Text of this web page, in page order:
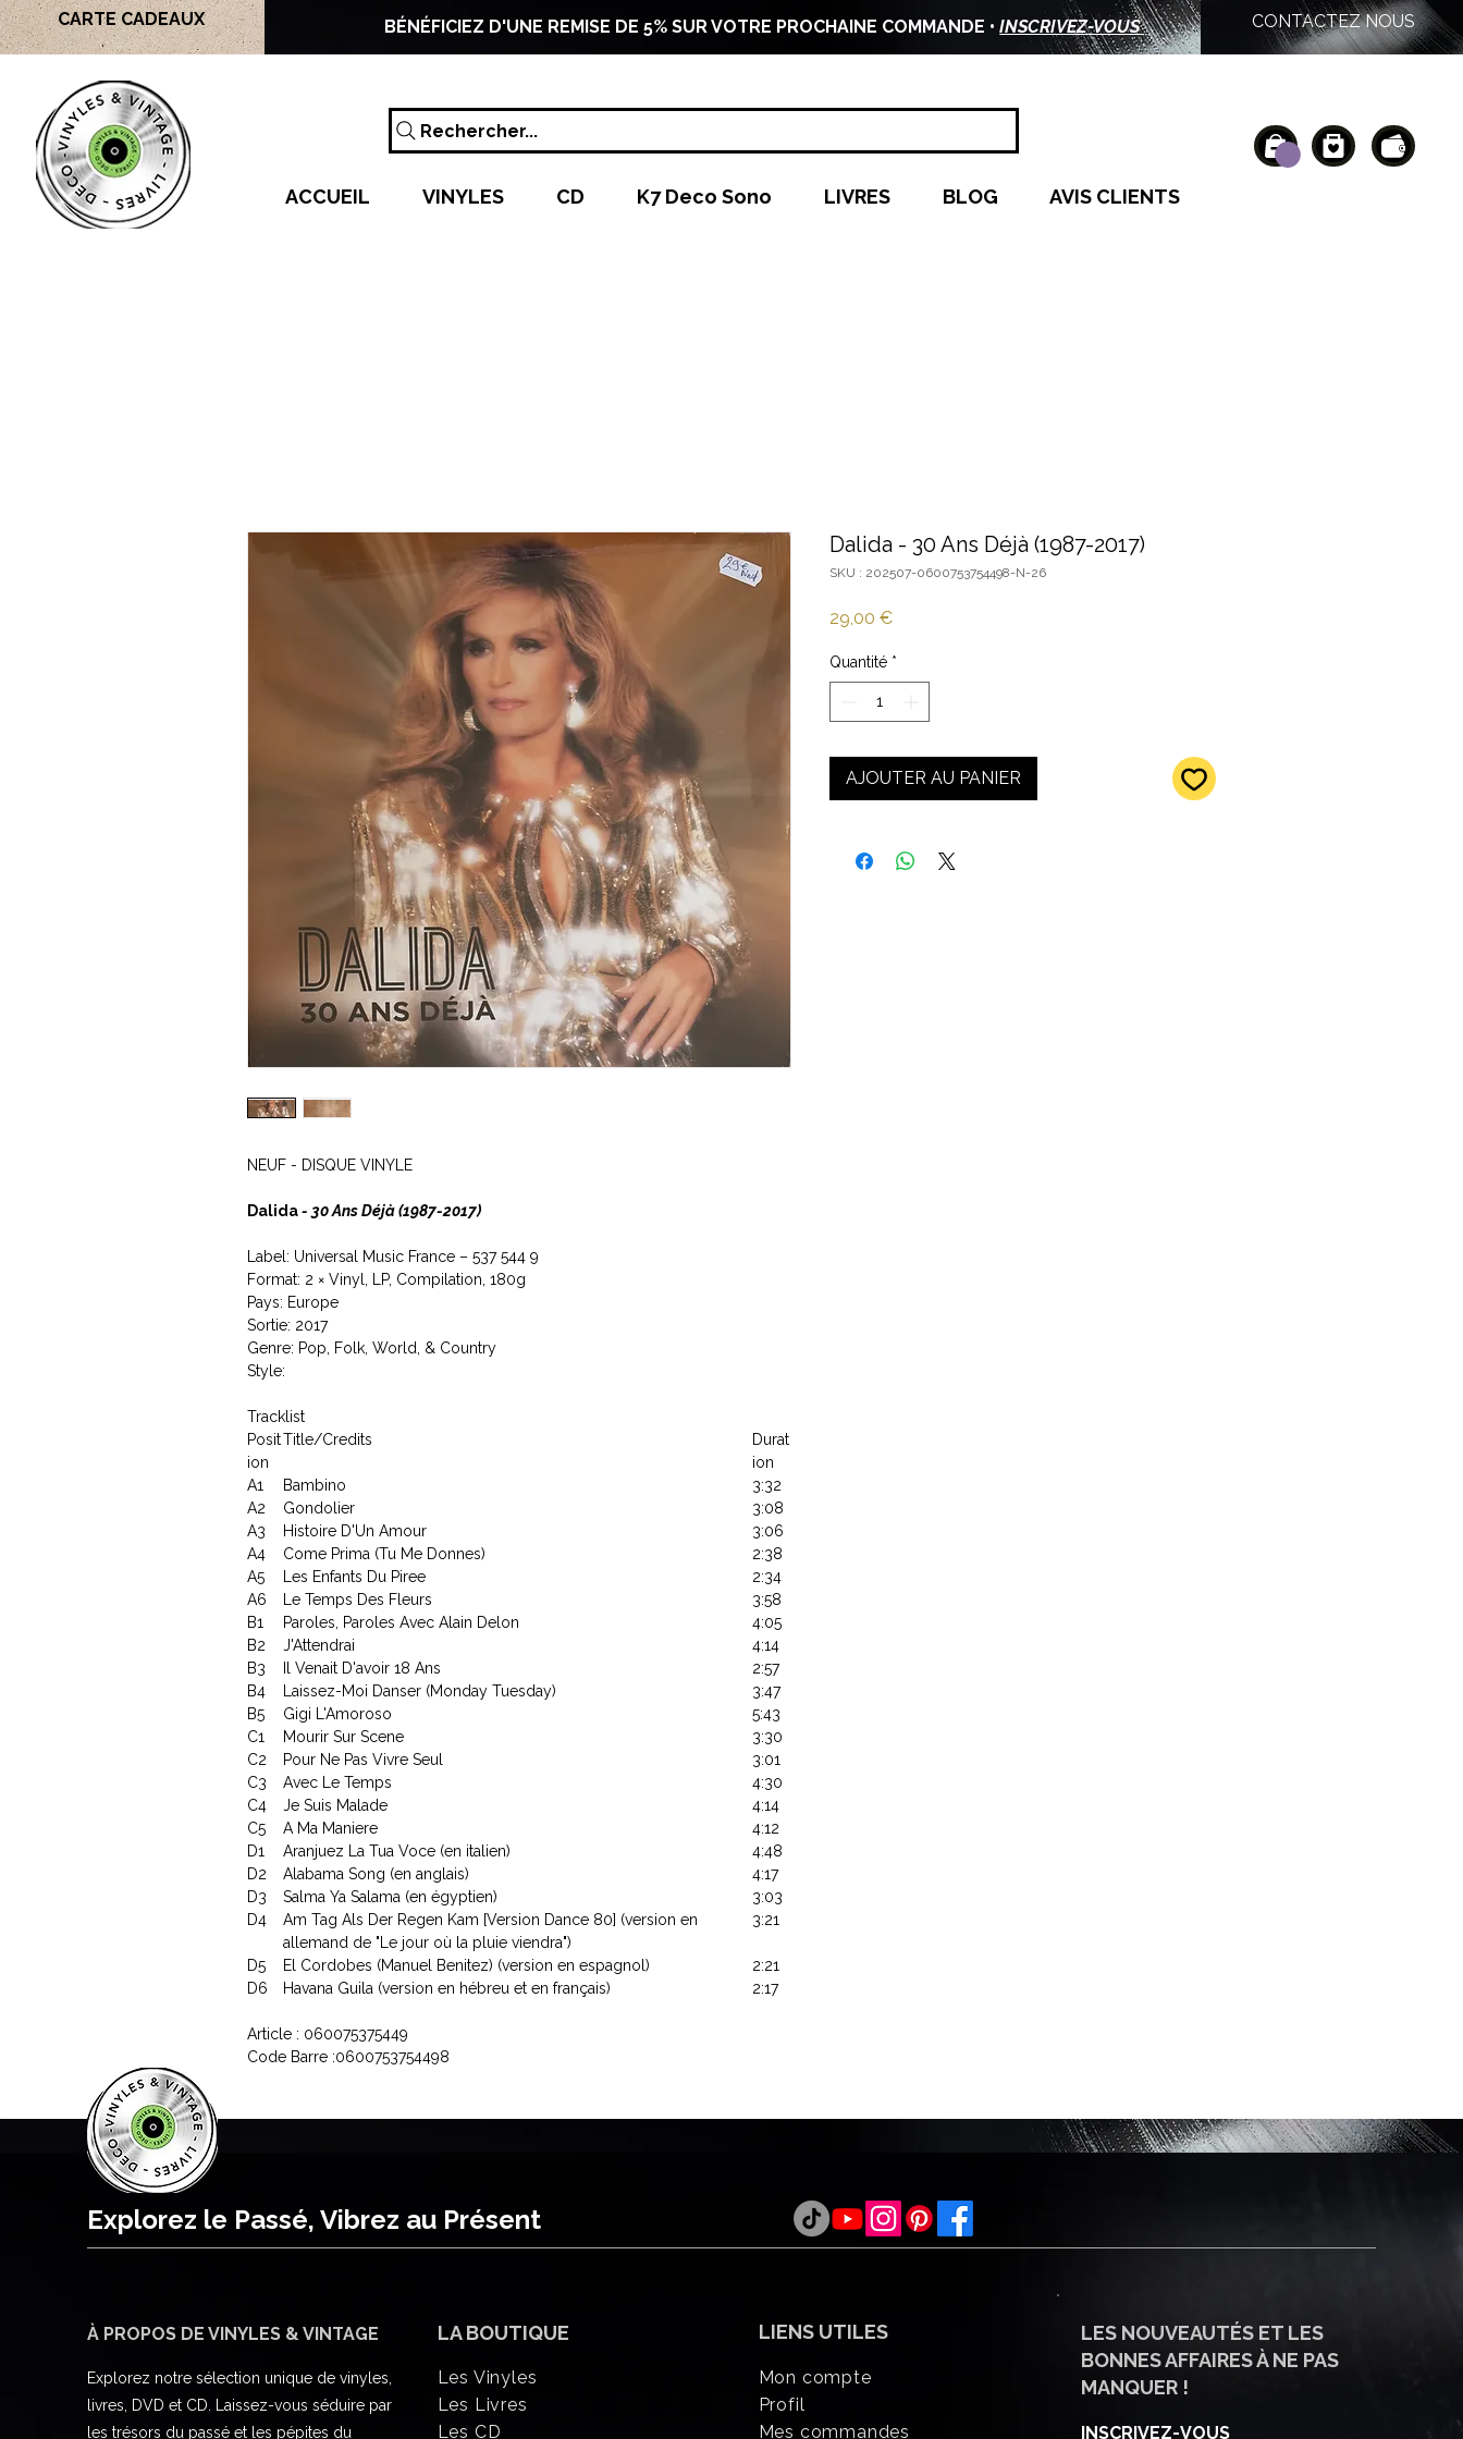
CARTE CADEAUX BÉNÉFICIEZ D'UNE REMISE DE 5% SUR VOTRE PROCHAINE COMMANDE •INSCRIVEZ-VOUS CONTACTEZ NOUS
Rechercher...
ACCUEIL VINYLES CD K7 Deco Sono LIVRES BLOG AVIS CLIENTS
NEUF - DISQUE VINYLE
Dalida- 30 Ans Déjà (1987-2017)
Label: Universal Music France ‎– 537 544 9
Format: 2 × Vinyl, LP, Compilation, 180g
Pays: Europe
Sortie: 2017
Genre: Pop, Folk, World, & Country
Style:
Tracklist
Posit
ion
Title/Credits
Durat
ion
A1
Bambino
3:32
A2
Gondolier
3:08
A3
Histoire D'Un Amour
3:06
A4
Come Prima (Tu Me Donnes)
2:38
A5
Les Enfants Du Piree
2:34
A6
Le Temps Des Fleurs
3:58
B1
Paroles, Paroles Avec Alain Delon
4:05
B2
J'Attendrai
4:14
B3
Il Venait D'avoir 18 Ans
2:57
B4
Laissez-Moi Danser (Monday Tuesday)
3:47
B5
Gigi L'Amoroso
5:43
C1
Mourir Sur Scene
3:30
C2
Pour Ne Pas Vivre Seul
3:01
C3
Avec Le Temps
4:30
C4
Je Suis Malade
4:14
C5
A Ma Maniere
4:12
D1
Aranjuez La Tua Voce (en italien)
4:48
D2
Alabama Song (en anglais)
4:17
D3
Salma Ya Salama (en égyptien)
3:03
D4
Am Tag Als Der Regen Kam [Version Dance 80] (version en
allemand de "Le jour où la pluie viendra")
3:21
D5 El Cordobes (Manuel Benitez) (version en espagnol)
2:21
D6
Havana Guila (version en hébreu et en français) 2:17
Article : 060075375449
Code Barre :0600753754498
Dalida - 30 Ans Déjà (1987-2017)
SKU : 202507-0600753754498-N-26
29,00 €Prix
Quantité *
AJOUTER AU PANIER
Explorez le Passé, Vibrez au Présent
À PROPOS DE VINYLES & VINTAGE
Explorez notre sélection unique de vinyles,
livres, DVD et CD. Laissez-vous séduire par
les trésors du passé et les pépites du
LA BOUTIQUE
Les Vinyles
Les Livres
Les CD
LIENS UTILES
Mon compte
Profil
Mes commandes
LES NOUVEAUTÉS ET LES
BONNES AFFAIRES À NE PAS
MANQUER !
INSCRIVEZ-VOUS